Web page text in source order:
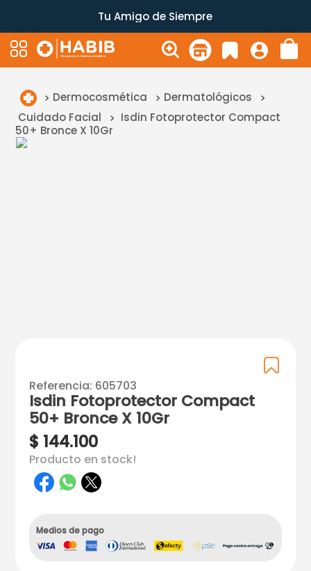
Tu Amigo de Siempre
Dermocosmética
Dermatológicos
Cuidado Facial
Isdin Fotoprotector Compact
50+ Bronce X 10Gr
Referencia: 605703
Isdin Fotoprotector Compact
50+ Bronce X 10Gr
$ 144.100
Producto en stock!
Medios de pago